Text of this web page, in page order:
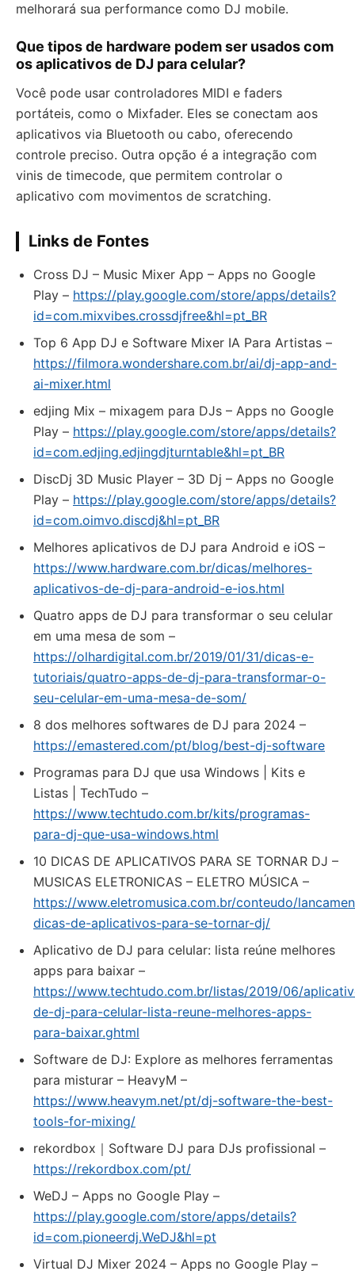
melhorará sua performance como DJ mobile.
Que tipos de hardware podem ser usados com
os aplicativos de DJ para celular?
Você pode usar controladores MIDI e faders
portáteis, como o Mixfader. Eles se conectam aos
aplicativos via Bluetooth ou cabo, oferecendo
controle preciso. Outra opção é a integração com
vinis de timecode, que permitem controlar o
aplicativo com movimentos de scratching.
Links de Fontes
Cross DJ – Music Mixer App – Apps no Google
Play – https://play.google.com/store/apps/details?
id=com.mixvibes.crossdjfree&hl=pt_BR
Top 6 App DJ e Software Mixer IA Para Artistas –
https://filmora.wondershare.com.br/ai/dj-app-and-
ai-mixer.html
edjing Mix – mixagem para DJs – Apps no Google
Play – https://play.google.com/store/apps/details?
id=com.edjing.edjingdjturntable&hl=pt_BR
DiscDj 3D Music Player – 3D Dj – Apps no Google
Play – https://play.google.com/store/apps/details?
id=com.oimvo.discdj&hl=pt_BR
Melhores aplicativos de DJ para Android e iOS –
https://www.hardware.com.br/dicas/melhores-
aplicativos-de-dj-para-android-e-ios.html
Quatro apps de DJ para transformar o seu celular
em uma mesa de som –
https://olhardigital.com.br/2019/01/31/dicas-e-
tutoriais/quatro-apps-de-dj-para-transformar-o-
seu-celular-em-uma-mesa-de-som/
8 dos melhores softwares de DJ para 2024 –
https://emastered.com/pt/blog/best-dj-software
Programas para DJ que usa Windows | Kits e
Listas | TechTudo –
https://www.techtudo.com.br/kits/programas-
para-dj-que-usa-windows.html
10 DICAS DE APLICATIVOS PARA SE TORNAR DJ –
MUSICAS ELETRONICAS – ELETRO MÚSICA –
https://www.eletromusica.com.br/conteudo/
dicas-de-aplicativos-para-se-tornar-dj/
Aplicativo de DJ para celular: lista reúne melhores
apps para baixar –
https://www.techtudo.com.br/listas/2019/06/
de-dj-para-celular-lista-reune-melhores-apps-
para-baixar.ghtml
Software de DJ: Explore as melhores ferramentas
para misturar – HeavyM –
https://www.heavym.net/pt/dj-software-the-best-
tools-for-mixing/
rekordbox｜Software DJ para DJs profissional –
https://rekordbox.com/pt/
WeDJ – Apps no Google Play –
https://play.google.com/store/apps/details?
id=com.pioneerdj.WeDJ&hl=pt
Virtual DJ Mixer 2024 – Apps no Google Play –